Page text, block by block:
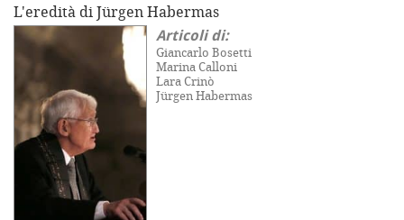
L'eredità di Jürgen Habermas
Articoli di:
Giancarlo Bosetti
Marina Calloni
Lara Crinò
Jürgen Habermas